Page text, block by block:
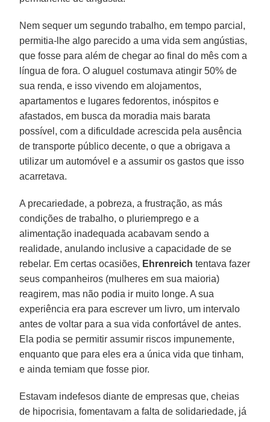
Nem sequer um segundo trabalho, em tempo parcial,
permitia-lhe algo parecido a uma vida sem angústias,
que fosse para além de chegar ao final do mês com a
língua de fora. O aluguel costumava atingir 50% de
sua renda, e isso vivendo em alojamentos,
apartamentos e lugares fedorentos, inóspitos e
afastados, em busca da moradia mais barata
possível, com a dificuldade acrescida pela ausência
de transporte público decente, o que a obrigava a
utilizar um automóvel e a assumir os gastos que isso
acarretava.
A precariedade, a pobreza, a frustração, as más
condições de trabalho, o pluriemprego e a
alimentação inadequada acabavam sendo a
realidade, anulando inclusive a capacidade de se
rebelar. Em certas ocasiões, Ehrenreich tentava fazer
seus companheiros (mulheres em sua maioria)
reagirem, mas não podia ir muito longe. A sua
experiência era para escrever um livro, um intervalo
antes de voltar para a sua vida confortável de antes.
Ela podia se permitir assumir riscos impunemente,
enquanto que para eles era a única vida que tinham,
e ainda temiam que fosse pior.
Estavam indefesos diante de empresas que, cheias
de hipocrisia, fomentavam a falta de solidariedade, já